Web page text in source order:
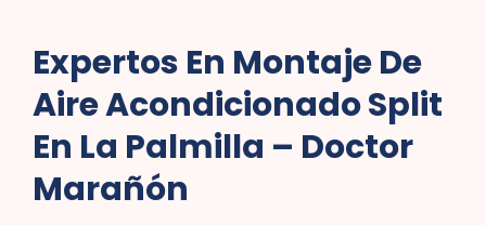
Expertos En Montaje De
Aire Acondicionado Split
En La Palmilla – Doctor
Marañón